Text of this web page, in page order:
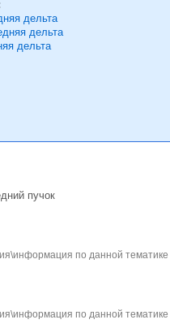
дельта
дельта
дельта
пучок
по данной
по данной